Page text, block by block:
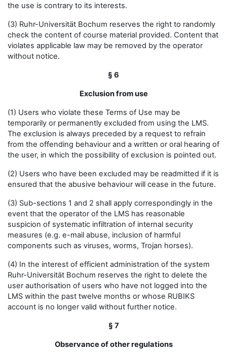
the use is contrary to its interests.
(3) Ruhr-Universität Bochum reserves the right to randomly
check the content of course material provided. Content that
violates applicable law may be removed by the operator
without notice.
§ 6
Exclusion from use
(1) Users who violate these Terms of Use may be
temporarily or permanently excluded from using the LMS.
The exclusion is always preceded by a request to refrain
from the offending behaviour and a written or oral hearing of
the user, in which the possibility of exclusion is pointed out.
(2) Users who have been excluded may be readmitted if it is
ensured that the abusive behaviour will cease in the future.
(3) Sub-sections 1 and 2 shall apply correspondingly in the
event that the operator of the LMS has reasonable
suspicion of systematic infiltration of internal security
measures (e.g. e-mail abuse, inclusion of harmful
components such as viruses, worms, Trojan horses).
(4) In the interest of efficient administration of the system
Ruhr-Universität Bochum reserves the right to delete the
user authorisation of users who have not logged into the
LMS within the past twelve months or whose RUBIKS
account is no longer valid without further notice.
§ 7
Observance of other regulations